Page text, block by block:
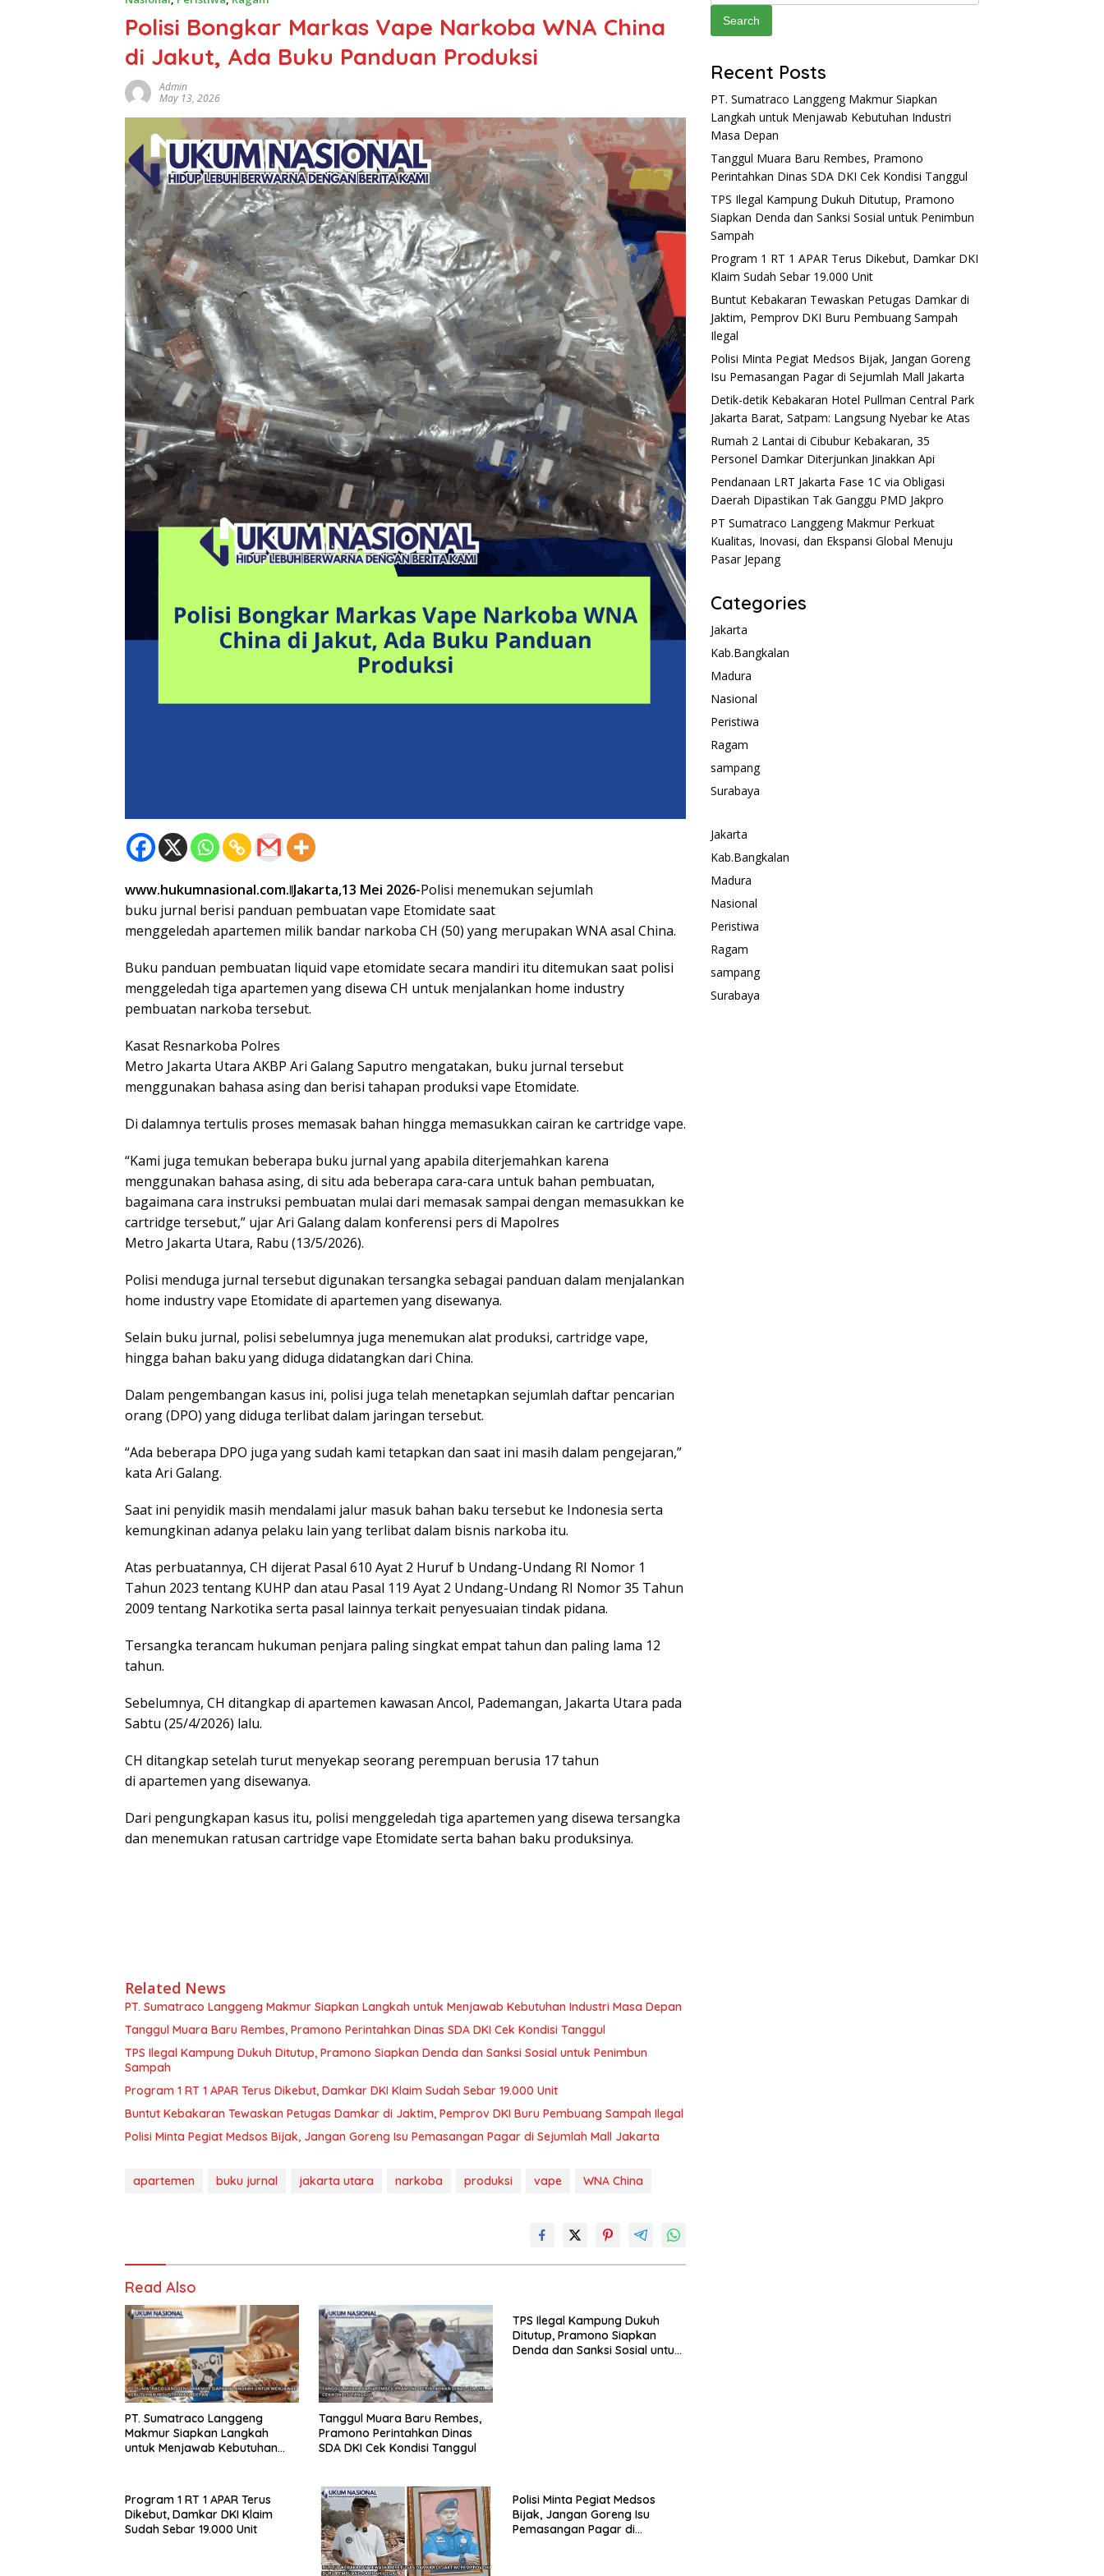
Polisi Bongkar Markas Vape Narkoba WNA China
di Jakut, Ada Buku Panduan Produksi
Admin
May 13, 2026
www.hukumnasional.com.ǁJakarta,13 Mei 2026-Polisi menemukan sejumlah
buku jurnal berisi panduan pembuatan vape Etomidate saat
menggeledah apartemen milik bandar narkoba CH (50) yang merupakan WNA asal China.
Buku panduan pembuatan liquid vape etomidate secara mandiri itu ditemukan saat polisi
menggeledah tiga apartemen yang disewa CH untuk menjalankan home industry
pembuatan narkoba tersebut.
Kasat Resnarkoba Polres
Metro Jakarta Utara AKBP Ari Galang Saputro mengatakan, buku jurnal tersebut
menggunakan bahasa asing dan berisi tahapan produksi vape Etomidate.
Di dalamnya tertulis proses memasak bahan hingga memasukkan cairan ke cartridge vape.
“Kami juga temukan beberapa buku jurnal yang apabila diterjemahkan karena
menggunakan bahasa asing, di situ ada beberapa cara-cara untuk bahan pembuatan,
bagaimana cara instruksi pembuatan mulai dari memasak sampai dengan memasukkan ke
cartridge tersebut,” ujar Ari Galang dalam konferensi pers di Mapolres
Metro Jakarta Utara, Rabu (13/5/2026).
Polisi menduga jurnal tersebut digunakan tersangka sebagai panduan dalam menjalankan
home industry vape Etomidate di apartemen yang disewanya.
Selain buku jurnal, polisi sebelumnya juga menemukan alat produksi, cartridge vape,
hingga bahan baku yang diduga didatangkan dari China.
Dalam pengembangan kasus ini, polisi juga telah menetapkan sejumlah daftar pencarian
orang (DPO) yang diduga terlibat dalam jaringan tersebut.
“Ada beberapa DPO juga yang sudah kami tetapkan dan saat ini masih dalam pengejaran,”
kata Ari Galang.
Saat ini penyidik masih mendalami jalur masuk bahan baku tersebut ke Indonesia serta
kemungkinan adanya pelaku lain yang terlibat dalam bisnis narkoba itu.
Atas perbuatannya, CH dijerat Pasal 610 Ayat 2 Huruf b Undang-Undang RI Nomor 1
Tahun 2023 tentang KUHP dan atau Pasal 119 Ayat 2 Undang-Undang RI Nomor 35 Tahun
2009 tentang Narkotika serta pasal lainnya terkait penyesuaian tindak pidana.
Tersangka terancam hukuman penjara paling singkat empat tahun dan paling lama 12
tahun.
Sebelumnya, CH ditangkap di apartemen kawasan Ancol, Pademangan, Jakarta Utara pada
Sabtu (25/4/2026) lalu.
CH ditangkap setelah turut menyekap seorang perempuan berusia 17 tahun
di apartemen yang disewanya.
Dari pengungkapan kasus itu, polisi menggeledah tiga apartemen yang disewa tersangka
dan menemukan ratusan cartridge vape Etomidate serta bahan baku produksinya.
Related News
PT. Sumatraco Langgeng Makmur Siapkan Langkah untuk Menjawab Kebutuhan Industri Masa Depan
Tanggul Muara Baru Rembes, Pramono Perintahkan Dinas SDA DKI Cek Kondisi Tanggul
TPS Ilegal Kampung Dukuh Ditutup, Pramono Siapkan Denda dan Sanksi Sosial untuk Penimbun
Sampah
Program 1 RT 1 APAR Terus Dikebut, Damkar DKI Klaim Sudah Sebar 19.000 Unit
Buntut Kebakaran Tewaskan Petugas Damkar di Jaktim, Pemprov DKI Buru Pembuang Sampah Ilegal
Polisi Minta Pegiat Medsos Bijak, Jangan Goreng Isu Pemasangan Pagar di Sejumlah Mall Jakarta
apartemen buku jurnal jakarta utara narkoba produksi vape WNA China
Read Also
PT. Sumatraco Langgeng
Makmur Siapkan Langkah
untuk Menjawab Kebutuhan
Tanggul Muara Baru Rembes,
Pramono Perintahkan Dinas
SDA DKI Cek Kondisi Tanggul
TPS Ilegal Kampung Dukuh
Ditutup, Pramono Siapkan
Denda dan Sanksi Sosial untuk
Program 1 RT 1 APAR Terus
Dikebut, Damkar DKI Klaim
Sudah Sebar 19.000 Unit
Polisi Minta Pegiat Medsos
Bijak, Jangan Goreng Isu
Pemasangan Pagar di
Search
Recent Posts
PT. Sumatraco Langgeng Makmur Siapkan
Langkah untuk Menjawab Kebutuhan Industri
Masa Depan
Tanggul Muara Baru Rembes, Pramono
Perintahkan Dinas SDA DKI Cek Kondisi Tanggul
TPS Ilegal Kampung Dukuh Ditutup, Pramono
Siapkan Denda dan Sanksi Sosial untuk Penimbun
Sampah
Program 1 RT 1 APAR Terus Dikebut, Damkar DKI
Klaim Sudah Sebar 19.000 Unit
Buntut Kebakaran Tewaskan Petugas Damkar di
Jaktim, Pemprov DKI Buru Pembuang Sampah
Ilegal
Polisi Minta Pegiat Medsos Bijak, Jangan Goreng
Isu Pemasangan Pagar di Sejumlah Mall Jakarta
Detik-detik Kebakaran Hotel Pullman Central Park
Jakarta Barat, Satpam: Langsung Nyebar ke Atas
Rumah 2 Lantai di Cibubur Kebakaran, 35
Personel Damkar Diterjunkan Jinakkan Api
Pendanaan LRT Jakarta Fase 1C via Obligasi
Daerah Dipastikan Tak Ganggu PMD Jakpro
PT Sumatraco Langgeng Makmur Perkuat
Kualitas, Inovasi, dan Ekspansi Global Menuju
Pasar Jepang
Categories
Jakarta
Kab.Bangkalan
Madura
Nasional
Peristiwa
Ragam
sampang
Surabaya
Jakarta
Kab.Bangkalan
Madura
Nasional
Peristiwa
Ragam
sampang
Surabaya